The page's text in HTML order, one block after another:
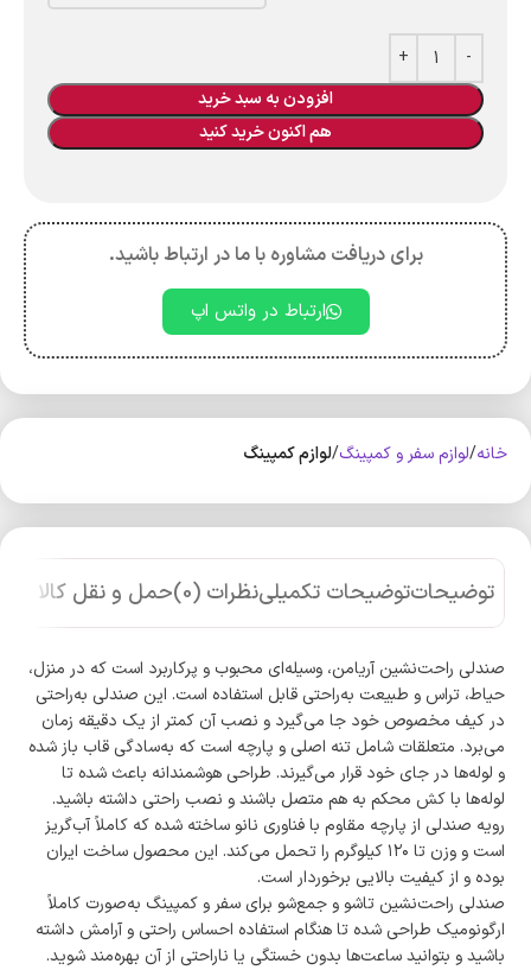
افزودن به سبد خرید
هم اکنون خرید کنید
برای دریافت مشاوره با ما در ارتباط باشید.
ارتباط در واتس اپ
خانه لوازم سفر و کمپینگ لوازم کمپینگ
توضیحاتتوضیحات تکمیلینظرات (0) حمل و نقل کالا
صندلی راحت‌نشین آریامن، وسیله‌ای محبوب و پرکاربرد است که در منزل،
حیاط، تراس و طبیعت به‌راحتی قابل استفاده است. این صندلی به‌راحتی
در کیف مخصوص خود جا می‌گیرد و نصب آن کمتر از یک دقیقه زمان
می‌برد. متعلقات شامل تنه اصلی و پارچه است که به‌سادگی قاب باز شده
و لوله‌ها در جای خود قرار می‌گیرند. طراحی هوشمندانه باعث شده تا
لوله‌ها با کش محکم به هم متصل باشند و نصب راحتی داشته باشید.
رویه صندلی از پارچه مقاوم با فناوری نانو ساخته شده که کاملاً آب‌گریز
است و وزن تا ۱۲۰ کیلوگرم را تحمل می‌کند. این محصول ساخت ایران
بوده و از کیفیت بالایی برخوردار است.
صندلی راحت‌نشین تاشو و جمع‌شو برای سفر و کمپینگ به‌صورت کاملاً
ارگونومیک طراحی شده تا هنگام استفاده احساس راحتی و آرامش داشته
باشید و بتوانید ساعت‌ها بدون خستگی یا ناراحتی از آن بهره‌مند شوید.